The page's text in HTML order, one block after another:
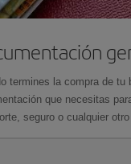
termines la compra de
que necesitas
seguro o cualquier